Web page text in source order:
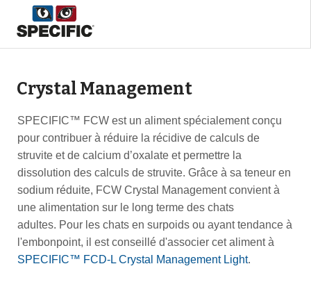
Crystal Management
SPECIFIC™ FCW est un aliment spécialement conçu
pour contribuer à réduire la récidive de calculs de
struvite et de calcium d’oxalate et permettre la
dissolution des calculs de struvite. Grâce à sa teneur en
sodium réduite, FCW Crystal Management convient à
une alimentation sur le long terme des chats
adultes. Pour les chats en surpoids ou ayant tendance à
l'embonpoint, il est conseillé d'associer cet aliment à
SPECIFIC™ FCD-L Crystal Management Light.